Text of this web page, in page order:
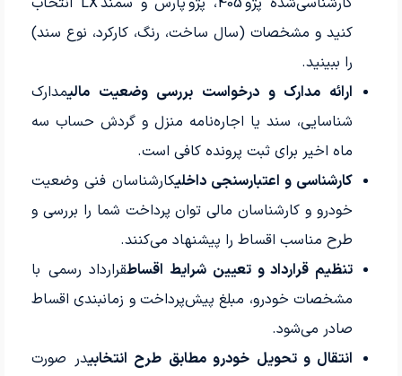
کنید و مشخصات (سال ساخت، رنگ، کارکرد، نوع سند)
را ببینید.
ارائه مدارک و درخواست بررسی وضعیت مالیمدارک
شناسایی، سند یا اجاره‌نامه منزل و گردش حساب سه
ماه اخیر برای ثبت پرونده کافی است.
کارشناسی و اعتبارسنجی داخلیکارشناسان فنی وضعیت
خودرو و کارشناسان مالی توان پرداخت شما را بررسی و
طرح مناسب اقساط را پیشنهاد می‌کنند.
تنظیم قرارداد و تعیین شرایط اقساطقرارداد رسمی با
مشخصات خودرو، مبلغ پیش‌پرداخت و زمانبندی اقساط
صادر می‌شود.
انتقال و تحویل خودرو مطابق طرح انتخابیدر صورت